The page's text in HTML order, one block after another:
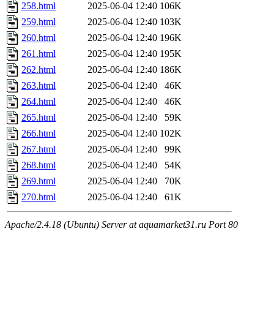
258.html
2025-06-04 12:40 106K
259.html
2025-06-04 12:40 103K
260.html
2025-06-04 12:40 196K
261.html
2025-06-04 12:40 195K
262.html
2025-06-04 12:40 186K
263.html
2025-06-04 12:40
46K
264.html
2025-06-04 12:40
46K
265.html
2025-06-04 12:40
59K
266.html
2025-06-04 12:40 102K
267.html
2025-06-04 12:40
99K
268.html
2025-06-04 12:40
54K
269.html
2025-06-04 12:40
70K
270.html
2025-06-04 12:40 61K
Apache/2.4.18 (Ubuntu) Server at aquamarket31.ru Port 80